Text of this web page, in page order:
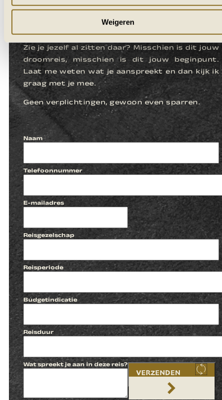
Weigeren
LATEN WE
KENNISMAKEN
Zie je jezelf al zitten daar? Misschien is dit jouw
droomreis, misschien is dit jouw beginpunt.
Laat me weten wat je aanspreekt en dan kijk ik
graag met je mee.
Geen verplichtingen, gewoon even sparren.
Naam
Telefoonnummer
E-mailadres
Reisgezelschap
Reisperiode
Budgetindicatie
Reisduur
Wat spreekt je aan in deze reis?
VERZENDEN